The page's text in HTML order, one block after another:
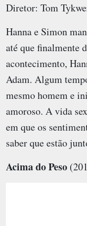
Diretor: Tom
Hanna e Simon
até que finalmente
acontecimento,
Adam. Algum
mesmo homem e
amoroso. A vida
em que os
saber que estão
Acima do Peso